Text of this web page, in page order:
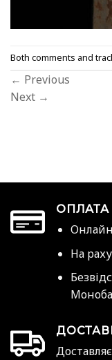
Both comments and
← Previous
Next →
ОПЛАТА
На